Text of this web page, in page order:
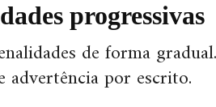
progressivas
de forma
por escrito.